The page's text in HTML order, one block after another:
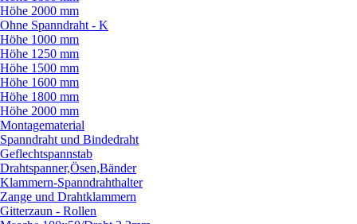
Höhe 2000 mm
Ohne Spanndraht - K
Höhe 1000 mm
Höhe 1250 mm
Höhe 1500 mm
Höhe 1600 mm
Höhe 1800 mm
Höhe 2000 mm
Montagematerial
Spanndraht und Bindedraht
Geflechtspannstab
Drahtspanner,Ösen,Bänder
Klammern-Spanndrahthalter
Zange und Drahtklammern
Gitterzaun - Rollen